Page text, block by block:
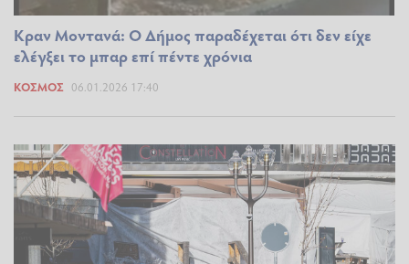
Κραν Μοντανά: Ο Δήμος παραδέχεται ότι δεν είχε
ελέγξει το μπαρ επί πέντε χρόνια
ΚΌΣΜΟΣ 06.01.2026 17:40